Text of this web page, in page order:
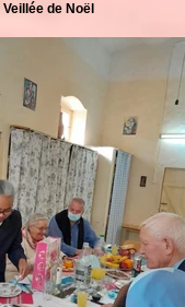
Veillée de Noël